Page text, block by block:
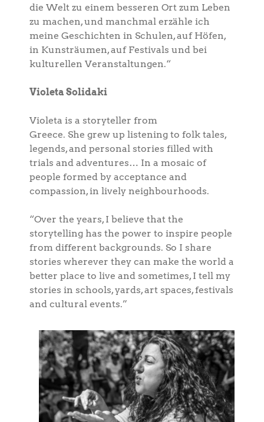
die Welt zu einem besseren Ort zum Leben
zu machen, und manchmal erzähle ich
meine Geschichten in Schulen, auf Höfen,
in Kunsträumen, auf Festivals und bei
kulturellen Veranstaltungen.“
Violeta Solidaki
Violeta is a storyteller from
Greece. She grew up listening to folk tales,
legends, and personal stories filled with
trials and adventures… In a mosaic of
people formed by acceptance and
compassion, in lively neighbourhoods.
“Over the years, I believe that the
storytelling has the power to inspire people
from different backgrounds. So I share
stories wherever they can make the world a
better place to live and sometimes, I tell my
stories in schools, yards, art spaces, festivals
and cultural events.”